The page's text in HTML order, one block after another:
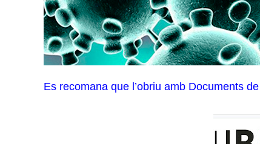
Es recomana que l’obriu amb Documents